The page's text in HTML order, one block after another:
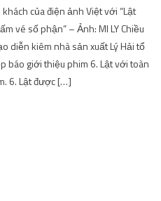
của điện ảnh Việt với “Lật
vé số phận” – Ảnh: MI LY Chiều
diễn kiêm nhà sản xuất Lý Hải tổ
báo giới thiệu phim 6. Lật với toàn
6. Lật được […]